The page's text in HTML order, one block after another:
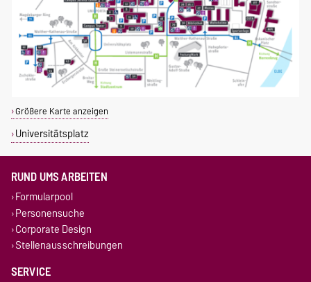
Größere Karte anzeigen
Universitätsplatz
RUND UMS ARBEITEN
Formularpool
Personensuche
Corporate Design
Stellenausschreibungen
SERVICE